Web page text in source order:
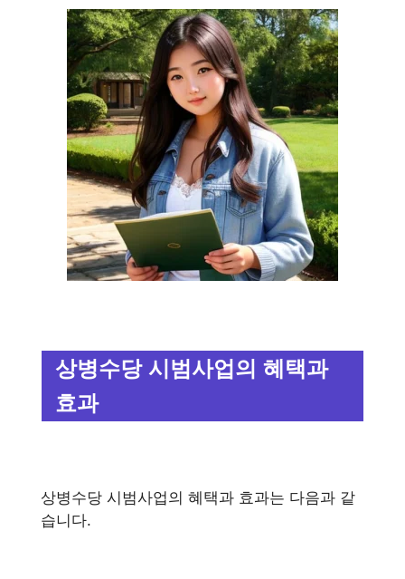
상병수당 시범사업의 혜택과
효과
상병수당 시범사업의 혜택과 효과는 다음과 같
습니다.